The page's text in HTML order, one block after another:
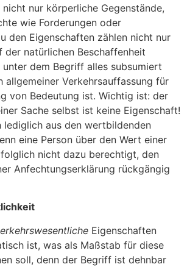
nicht nur körperliche Gegenstände,
wie Forderungen oder
den Eigenschaften zählen nicht nur
der natürlichen Beschaffenheit
unter dem Begriff alles subsumiert
allgemeiner Verkehrsauffassung für
von Bedeutung ist. Wichtig ist: der
Sache selbst ist keine Eigenschaft!
lediglich aus den wertbildenden
eine Person über den Wert einer
nicht dazu berechtigt, den
Anfechtungserklärung rückgängig
Eigenschaften
ist, was als Maßstab für diese
soll, denn der Begriff ist dehnbar